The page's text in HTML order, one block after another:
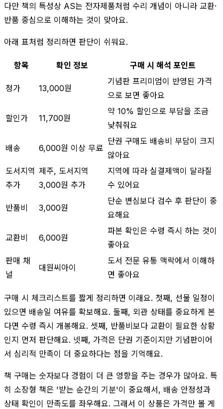
다만 책의 특성상 AS는 전자제품처럼 수리 개념이 아니라 교환·
반품 중심으로 이해하는 것이 맞아요.
아래 표처럼 정리하면 판단이 쉬워요.
항목 확인 정보 구매 시 해석 포인트
정가 13,000원
기념판 프리미엄이 반영된 가격
으로 보면 좋아요
할인가 11,700원
약 10% 할인으로 부담을 조금
낮춰줘요
배송 6,000원 이상 무료
단권 구매도 배송비 부담이 크지
않아요
도서지역
추가
제주, 도서지역
3,000원 추가
지역에 따라 실결제액이 달라질
수 있어요
반품비 3,000원
단순 변심보다 검수 후 판단이 중
요해요
교환비 6,000원
파본 확인은 수령 즉시 하는 것이
좋아요
판매 채
널
대원씨아이
도서 전문 유통 맥락에서 이해하
면 좋아요
구매 시 체크리스트를 짧게 정리하면 이래요. 첫째, 선물 일정이
있으면 배송일 여유를 확보해요. 둘째, 외관 상태를 중요하게 본
다면 수령 즉시 개봉해요. 셋째, 반품비보다 교환이 필요한 상황
인지 먼저 판단해요. 넷째, 가격은 단권 기준이지만 기념판이어
서 심리적 만족이 더 중요하다는 점을 기억해요.
책 구매는 숫자보다 경험이 더 큰 영향을 주는 경우가 많아요. 특
히 소장형 책은 '받는 순간의 기분'이 중요해서, 배송 안정성과
상태 확인이 만족도를 좌우해요. 그래서 이 상품은 가격만 볼 게